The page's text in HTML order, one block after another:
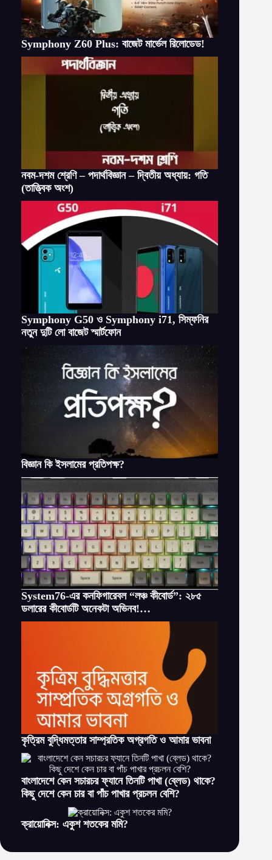
Symphony Z60 Plus: বাজেট মার্ভেল রিলোডেড!
নবম-দশম শ্রেণি – পদার্থবিজ্ঞান – দ্বিতীয় অধ্যায়: গতি
(তাত্ত্বিক অংশ)
Symphony G50 ও Symphony i71, সিম্ফনির
নতুন দুটি লো বাজেট স্মার্টফোন
বিজ্ঞান কি ইসলামের প্রতিপক্ষ?
System76-এর কনফিগারেবল “লঞ্চ কীবোর্ড”: ২৮৫
ডলারের কীবোর্ডটি অনেকটা অভিনব!…
কৃত্রিম বুদ্ধিমত্তার সাম্প্রতিক অগ্রগতি ও আমার ভাবনা
বাংলাদেশে কেন সচারচর ফ্যানে তিনটি পাখা (ব্লেড) থাকে?
কিছু দেশে কেন চার বা পাঁচ পাখার প্রচলন বেশি?
ক্রায়োনিক্স: একুশ শতকের মমি?